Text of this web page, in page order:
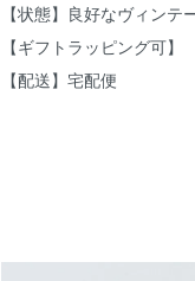
【状態】良好なヴィンテ
【ギフトラッピング可】
【配送】宅配便